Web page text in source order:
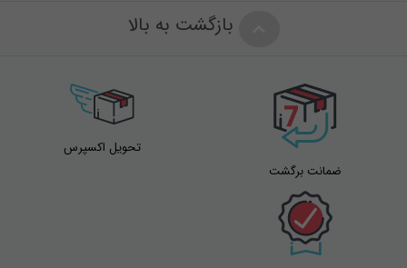
بازگشت به بالا
ضمانت برگشت
تحویل اکسپرس